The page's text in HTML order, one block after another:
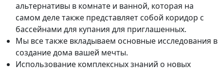
альтернативы в комнате и ванной, которая на
самом деле также представляет собой коридор с
бассейнами для купания для приглашенных.
Мы все также вкладываем основные исследования в
создание дома вашей мечты.
Использование комплексных знаний о новых